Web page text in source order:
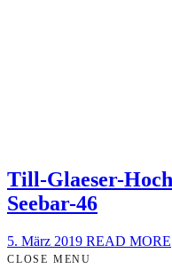
Till-Glaeser-
Seebar-46
5. März 2019 READ MORE
CLOSE MENU